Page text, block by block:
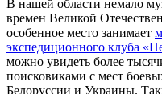
В нашей области немало
времен Великой
особенное место занимает
экспедиционного клуба
можно увидеть более
поисковиками с мест
Белоруссии и Украины.